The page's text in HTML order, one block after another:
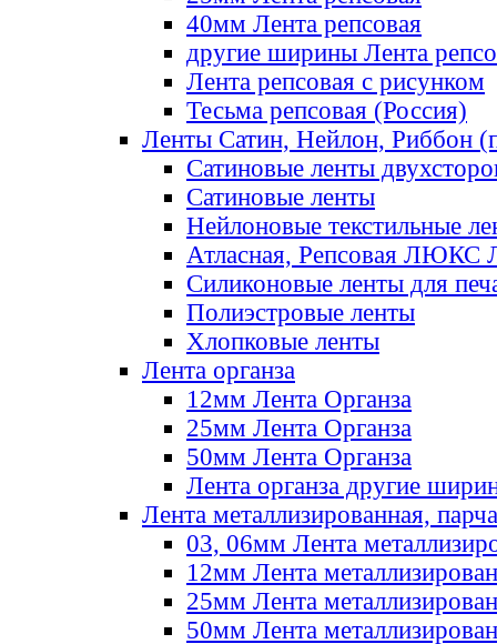
40мм Лента репсовая
другие ширины Лента
Лента репсовая с рисунком
Тесьма репсовая (Россия)
Ленты Сатин, Нейлон, Риббон
Сатиновые ленты
Сатиновые ленты
Нейлоновые текстильные
Атласная, Репсовая ЛЮКС
Силиконовые ленты для
Полиэстровые ленты
Хлопковые ленты
Лента органза
12мм Лента Органза
25мм Лента Органза
50мм Лента Органза
Лента органза другие
Лента металлизированная, парча
03, 06мм Лента
12мм Лента
25мм Лента
50мм Лента